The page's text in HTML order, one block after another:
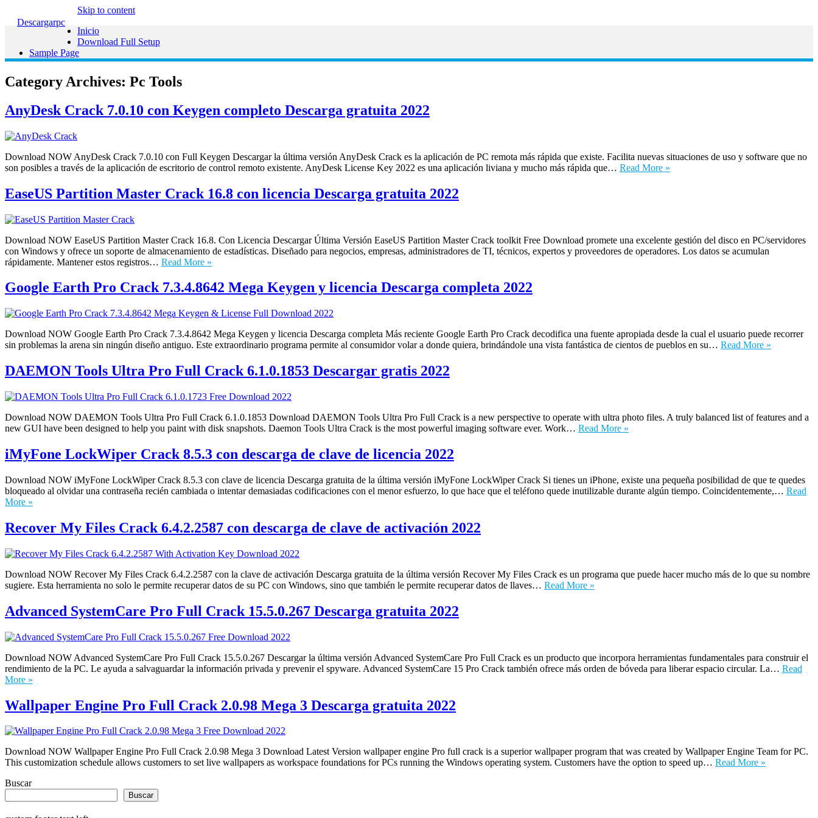
Descargarpc
Skip to content
Inicio
Download Full Setup
Sample Page
Category Archives: Pc Tools
AnyDesk Crack 7.0.10 con Keygen completo Descarga gratuita 2022
Download NOW AnyDesk Crack 7.0.10 con Full Keygen Descargar la última versión AnyDesk Crack es la aplicación de PC remota más rápida que existe. Facilita nuevas situaciones de uso y software que no
son posibles a través de la aplicación de escritorio de control remoto existente. AnyDesk License Key 2022 es una aplicación liviana y mucho más rápida que… Read More »
EaseUS Partition Master Crack 16.8 con licencia Descarga gratuita 2022
Download NOW EaseUS Partition Master Crack 16.8. Con Licencia Descargar Última Versión EaseUS Partition Master Crack toolkit Free Download promete una excelente gestión del disco en PC/servidores
con Windows y ofrece un soporte de almacenamiento de estadísticas. Diseñado para negocios, empresas, administradores de TI, técnicos, expertos y proveedores de operadores. Los datos se acumulan
rápidamente. Mantener estos registros… Read More »
Google Earth Pro Crack 7.3.4.8642 Mega Keygen y licencia Descarga completa 2022
Download NOW Google Earth Pro Crack 7.3.4.8642 Mega Keygen y licencia Descarga completa Más reciente Google Earth Pro Crack decodifica una fuente apropiada desde la cual el usuario puede recorrer
sin problemas la arena sin ningún diseño antiguo. Este extraordinario programa permite al consumidor volar a donde quiera, brindándole una vista fantástica de cientos de pueblos en su… Read More »
DAEMON Tools Ultra Pro Full Crack 6.1.0.1853 Descargar gratis 2022
Download NOW DAEMON Tools Ultra Pro Full Crack 6.1.0.1853 Download DAEMON Tools Ultra Pro Full Crack is a new perspective to operate with ultra photo files. A truly balanced list of features and a
new GUI have been designed to help you paint with disk snapshots. Daemon Tools Ultra Crack is the most powerful imaging software ever. Work… Read More »
iMyFone LockWiper Crack 8.5.3 con descarga de clave de licencia 2022
Download NOW iMyFone LockWiper Crack 8.5.3 con clave de licencia Descarga gratuita de la última versión iMyFone LockWiper Crack Si tienes un iPhone, existe una pequeña posibilidad de que te quedes
bloqueado al olvidar una contraseña recién cambiada o intentar demasiadas codificaciones con el menor esfuerzo, lo que hace que el teléfono quede inutilizable durante algún tiempo. Coincidentemente,… Read
More »
Recover My Files Crack 6.4.2.2587 con descarga de clave de activación 2022
Download NOW Recover My Files Crack 6.4.2.2587 con la clave de activación Descarga gratuita de la última versión Recover My Files Crack es un programa que puede hacer mucho más de lo que su nombre
sugiere. Esta herramienta no solo le permite recuperar datos de su PC con Windows, sino que también le permite recuperar datos de llaves… Read More »
Advanced SystemCare Pro Full Crack 15.5.0.267 Descarga gratuita 2022
Download NOW Advanced SystemCare Pro Full Crack 15.5.0.267 Descargar la última versión Advanced SystemCare Pro Full Crack es un producto que incorpora herramientas fundamentales para construir el
rendimiento de la PC. Le ayuda a salvaguardar la información privada y prevenir el spyware. Advanced SystemCare 15 Pro Crack también ofrece más orden de bóveda para liberar espacio circular. La… Read
More »
Wallpaper Engine Pro Full Crack 2.0.98 Mega 3 Descarga gratuita 2022
Download NOW Wallpaper Engine Pro Full Crack 2.0.98 Mega 3 Download Latest Version wallpaper engine Pro full crack is a superior wallpaper program that was created by Wallpaper Engine Team for PC.
This customization schedule allows customers to set live wallpapers as workspace foundations for PCs running the Windows operating system. Customers have the option to speed up… Read More »
Buscar
Buscar